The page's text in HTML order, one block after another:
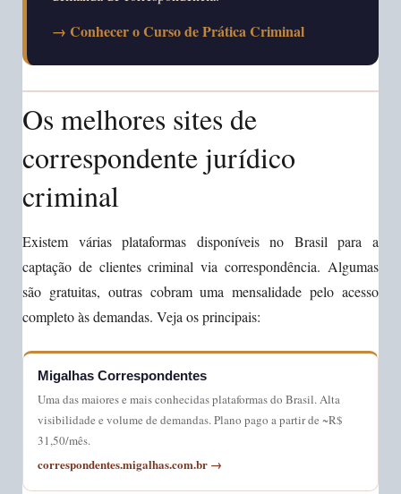
→ Conhecer o Curso de Prática Criminal
Os melhores sites de
correspondente jurídico
criminal
Existem várias plataformas disponíveis no Brasil para a
captação de clientes criminal via correspondência. Algumas
são gratuitas, outras cobram uma mensalidade pelo acesso
completo às demandas. Veja os principais:
Migalhas Correspondentes
Uma das maiores e mais conhecidas plataformas do Brasil. Alta
visibilidade e volume de demandas. Plano pago a partir de ~R$
31,50/mês.
correspondentes.migalhas.com.br →